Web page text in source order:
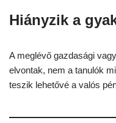
Hiányzik a
A meglévő gazdasági
elvontak, nem a tanulók
teszik lehetővé a valós